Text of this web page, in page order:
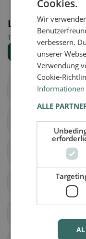
Luoghi nelle
Trova il luogo giusto
Muolen
Cookies.
Wir
verbessern.
unserer
Verwendung
Cookie-
Informationen
ALLE